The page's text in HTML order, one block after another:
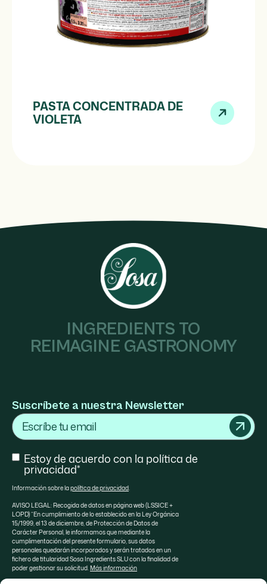
PASTA CONCENTRADA DE
VIOLETA
INGREDIENTS TO
REIMAGINE GASTRONOMY
Suscríbete a nuestra Newsletter
Email
Consent
Estoy de acuerdo con la política de
privacidad*
Información sobre lapolítica de privacidad
AVISO LEGAL: Recogida de datos en página web (LSSICE +
LOPD) “En cumplimiento de lo establecido en la Ley Orgánica
15/1999, el 13 de diciembre, de Protección de Datos de
Carácter Personal, le informamos que mediante la
cumplimentación del presente formulario, sus datos
personales quedarán incorporados y serán tratados en un
fichero de titularidad Sosa Ingredients SLU con la finalidad de
poder gestionar su solicitud.Más información